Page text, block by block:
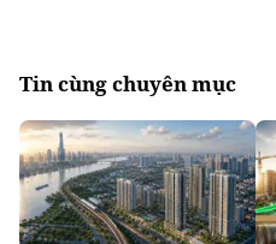
Tin cùng chuyên mục